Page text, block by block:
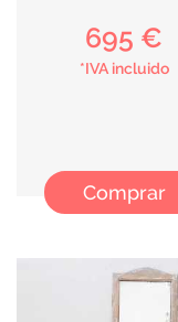
695 €
*IVA incluido
Comprar